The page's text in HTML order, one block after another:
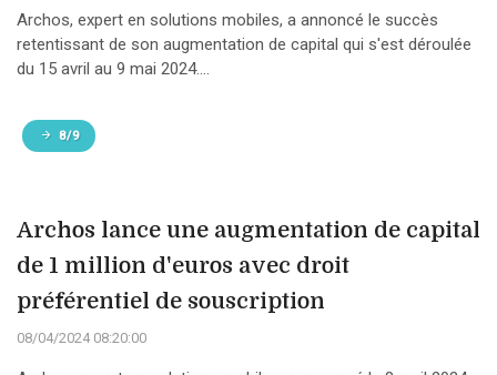
Archos, expert en solutions mobiles, a annoncé le succès
retentissant de son augmentation de capital qui s'est déroulée
du 15 avril au 9 mai 2024....
8/9
Archos lance une augmentation de capital
de 1 million d'euros avec droit
préférentiel de souscription
08/04/2024 08:20:00